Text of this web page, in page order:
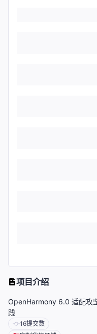
项目介绍
OpenHarmony 6.0 适配
践
16提交数